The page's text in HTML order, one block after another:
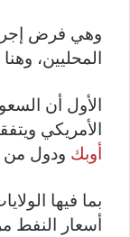
وهي فرض
المحليين،
الأول أن
الأمريكي
أوبك ودول من
بما فيها
أسعار النفط